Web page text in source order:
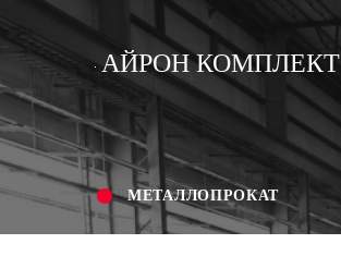
АЙРОН КОМПЛЕКТ
МЕТАЛЛОПРОКАТ